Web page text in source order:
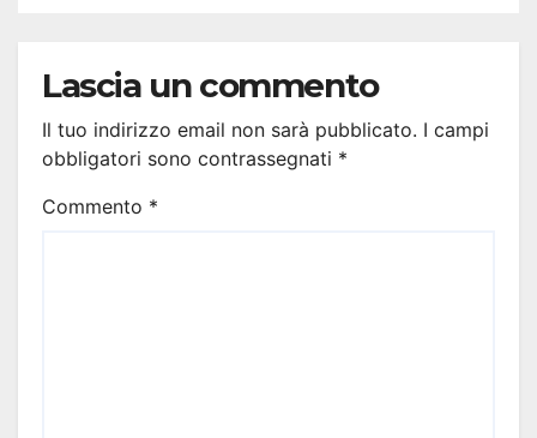
Lascia un commento
Il tuo indirizzo email non sarà pubblicato. I campi
obbligatori sono contrassegnati *
Commento *